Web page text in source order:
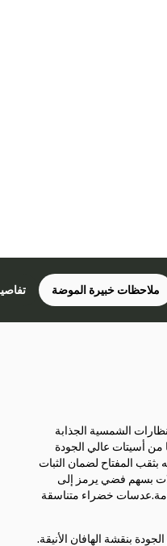
ملاحظات خبيرة الموضة
الشمسية الجذابة
أسيتات عالي الجودة
المفتاح لضمان الثبات
بسهم فضي يرمز إلى
خضراء متناسقة
بنقشة الهافان الأنيقة.